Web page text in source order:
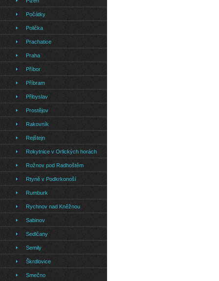
Počátky
Polička
Prachatice
Praha
Příbor
Příbram
Přibyslav
Prostějov
Rakovník
Rejštejn
Rokytnice v Orlických horách
Rožnov pod Radhoštěm
Rtyně v Podkrkonoší
Rumburk
Rychnov nad Kněžnou
Sabinov
Sedlčany
Semily
Škrdlovice
Smečno